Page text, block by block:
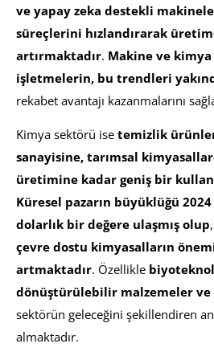
ve yapay zeka destekli
süreçlerini hızlandırarak
artırmaktadır. Makine ve kimya
işletmelerin, bu trendleri
rekabet avantajı kazanmalarını
Kimya sektörü ise temizlik
sanayisine, tarımsal
üretimine kadar geniş bir
Küresel pazarın büyüklüğü
dolarlık bir değere ulaşmış olup,
çevre dostu kimyasalların
artmaktadır. Özellikle
dönüştürülebilir malzemeler
sektörün geleceğini şekillendiren
almaktadır.